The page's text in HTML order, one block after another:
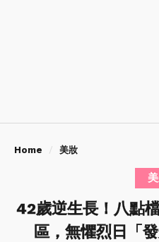
Home 美妝
42歲逆生長！八點
區，無懼烈日「